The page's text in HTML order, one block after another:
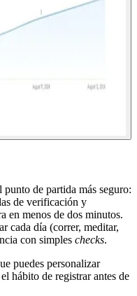
de partida más seguro:
de verificación y
en menos de dos minutos.
cada día (correr, meditar,
con simples checks.
puedes personalizar
hábito de registrar antes de